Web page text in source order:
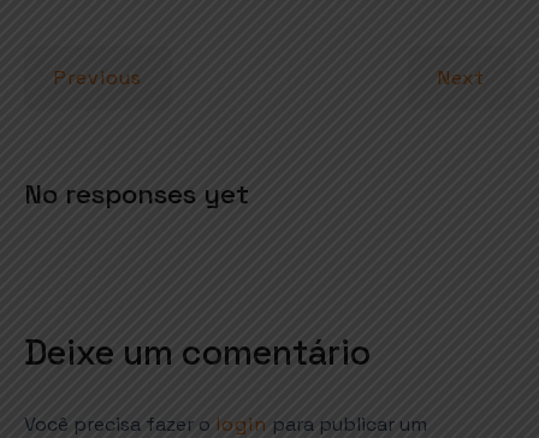
p o
Previous Next
No responses yet
Deixe um comentário
Você precisa fazer o login para publicar um